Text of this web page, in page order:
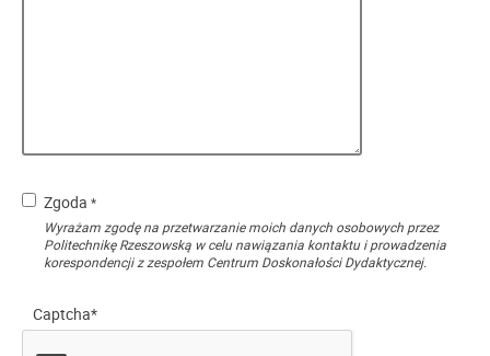
Zgoda *
Wyrażam zgodę na przetwarzanie moich danych osobowych przez
Politechnikę Rzeszowską w celu nawiązania kontaktu i prowadzenia
korespondencji z zespołem Centrum Doskonałości Dydaktycznej.
Captcha*